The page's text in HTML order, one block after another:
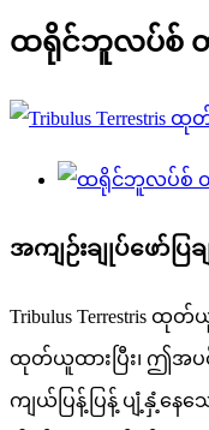
ထရိုင်ဘူလပ်စ်
အကျဉ်းချုပ်ဖော်ပြ
Tribulus Terrestris ထုတ်
ထုတ်ယူထားပြီး၊ ဤအ
ကျယ်ပြန့်ပြန့် ပျံ့နှံ့နေသေ